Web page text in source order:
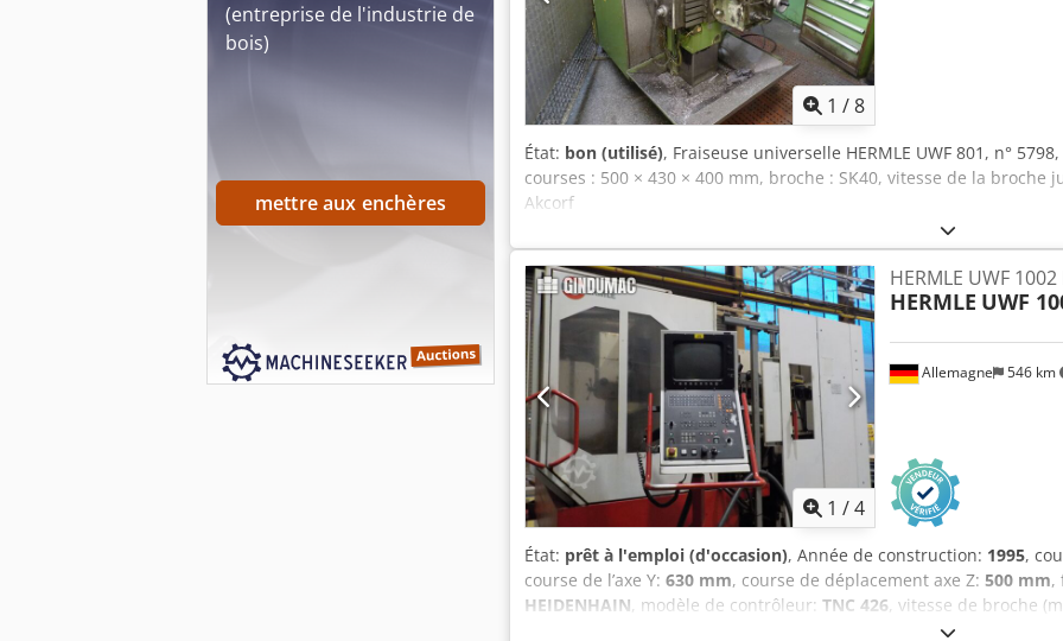
(entreprise de l'industrie de
bois)
mettre aux enchères
1 /8
État: bon (utilisé), Fraiseuse universelle HERMLE UWF 801, n°
courses : 500 × 430 × 400 mm, broche : SK40, vitesse de la broche
Akcorf
1 /4
Allemagne 546 km
HERMLE UWF 1002
HERMLE UWF
État: prêt à l'emploi (d'occasion), Année de construction: 1995,
course de l’axe Y: 630 mm, course de déplacement axe Z: 500 mm,
HEIDENHAIN, modèle de contrôleur: TNC 426, vitesse de broche
Cette machine HERMLE UWF 1002 H à 3 axes a été fabriquée en